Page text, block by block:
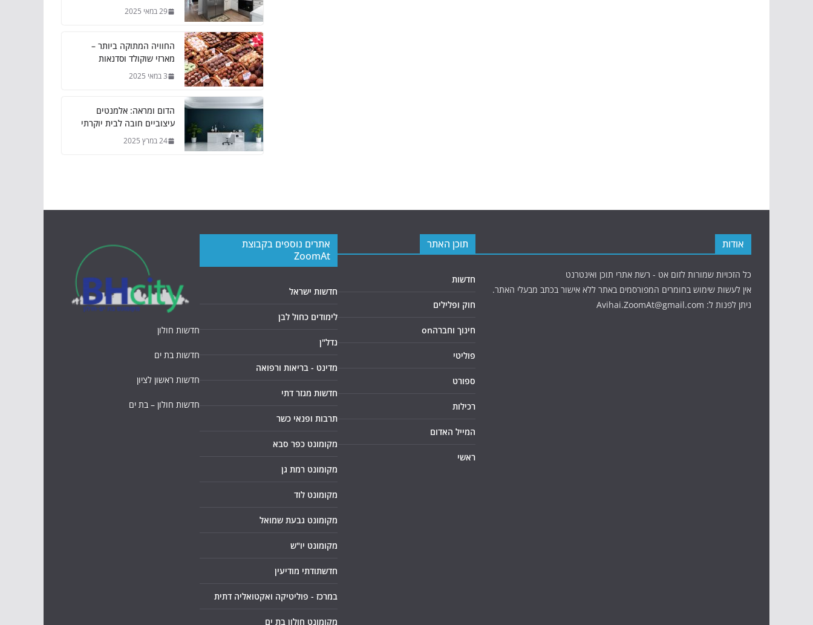
29 במאי 2025
החוויה המתוקה ביותר –
מארזי שוקולד וסדנאות
3 במאי 2025
הדום ומראה: אלמנטים
עיצוביים חובה לבית יוקרתי
24 במרץ 2025
אודות
כל הזכויות שמורות לזום אט - רשת אתרי תוכן ואינטרנט
אין לעשות שימוש בחומרים המפורסמים באתר ללא אישור בכתב מבעלי האתר.
ניתן לפנות ל: Avihai.ZoomAt@gmail.com
תוכן האתר
חדשות
חוק ופלילים
חינוך וחברהon
פוליטי
ספורט
רכילות
המייל האדום
ראשי
אתרים נוספים בקבוצת
ZoomAt
חדשות ישראל
לימודים כחול לבן
נדל"ן
מדינט - בריאות ורפואה
חדשות מגזר דתי
תרבות ופנאי כשר
מקומונט כפר סבא
מקומונט רמת גן
מקומונט לוד
מקומונט גבעת שמואל
מקומונט יו"ש
חדשתודתי מודיעין
במרכז - פוליטיקה ואקטואליה דתית
מקומונט חולון בת ים
חדשות חולון
חדשות בת ים
חדשות ראשון לציון
חדשות חולון – בת ים